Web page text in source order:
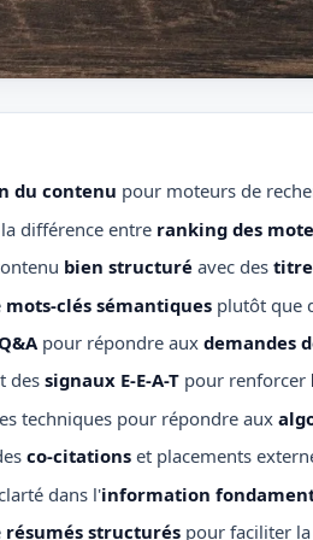
du contenu pour moteurs de
différence entre ranking des
bien structuréavec des
mots-clés sémantiquesplutôt que
Q&Apour répondre aux demandes
dessignaux E-E-A-Tpour renforcer
techniques pour répondre aux
co-citationset placements
dans l'information
résumés structuréspour faciliter la